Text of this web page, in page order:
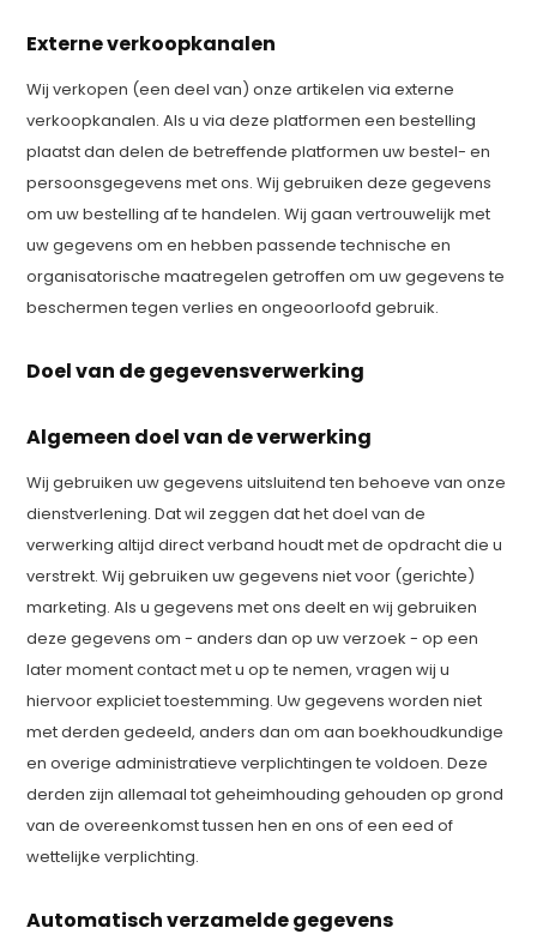
Externe verkoopkanalen
Wij verkopen (een deel van) onze artikelen via externe
verkoopkanalen. Als u via deze platformen een bestelling
plaatst dan delen de betreffende platformen uw bestel- en
persoonsgegevens met ons. Wij gebruiken deze gegevens
om uw bestelling af te handelen. Wij gaan vertrouwelijk met
uw gegevens om en hebben passende technische en
organisatorische maatregelen getroffen om uw gegevens te
beschermen tegen verlies en ongeoorloofd gebruik.
Doel van de gegevensverwerking
Algemeen doel van de verwerking
Wij gebruiken uw gegevens uitsluitend ten behoeve van onze
dienstverlening. Dat wil zeggen dat het doel van de
verwerking altijd direct verband houdt met de opdracht die u
verstrekt. Wij gebruiken uw gegevens niet voor (gerichte)
marketing. Als u gegevens met ons deelt en wij gebruiken
deze gegevens om - anders dan op uw verzoek - op een
later moment contact met u op te nemen, vragen wij u
hiervoor expliciet toestemming. Uw gegevens worden niet
met derden gedeeld, anders dan om aan boekhoudkundige
en overige administratieve verplichtingen te voldoen. Deze
derden zijn allemaal tot geheimhouding gehouden op grond
van de overeenkomst tussen hen en ons of een eed of
wettelijke verplichting.
Automatisch verzamelde gegevens